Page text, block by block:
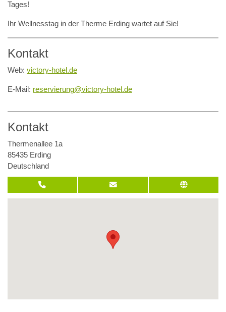
Tages!
Ihr Wellnesstag in der Therme Erding wartet auf Sie!
Kontakt
Web: victory-hotel.de
E-Mail: reservierung@victory-hotel.de
Kontakt
Thermenallee 1a
85435 Erding
Deutschland